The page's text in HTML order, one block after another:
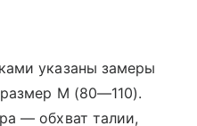
указаны замеры
М (80—110).
— обхват талии,